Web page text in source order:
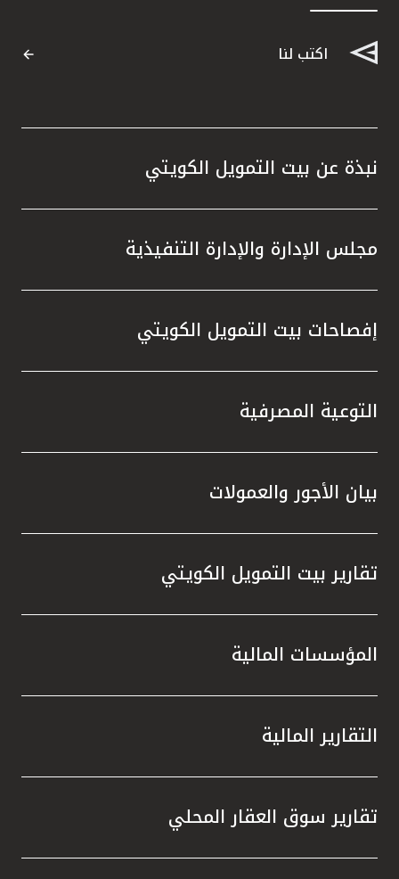
اكتب لنا
نبذة عن بيت التمويل الكويتي
مجلس الإدارة والإدارة التنفيذية
إفصاحات بيت التمويل الكويتي
التوعية المصرفية
بيان الأجور والعمولات
تقارير بيت التمويل الكويتي
المؤسسات المالية
التقارير المالية
تقارير سوق العقار المحلي